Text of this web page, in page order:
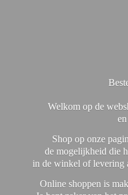
Welkom op de
Shop op onze
de mogelijkheid die
in de winkel of levering
Online shoppen is